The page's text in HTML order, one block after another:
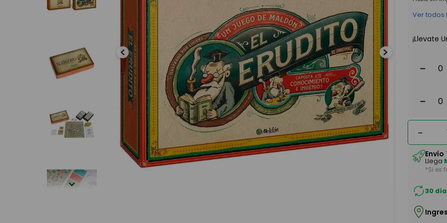
Ver todos
¡Llevate
－
－
－
Envío
Llega
*Si es
30